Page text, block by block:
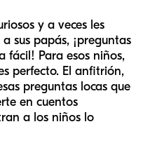
y a veces les
sus papás, ¡preguntas
fácil! Para esos niños,
perfecto. El anfitrión,
preguntas locas que
en cuentos
a los niños lo